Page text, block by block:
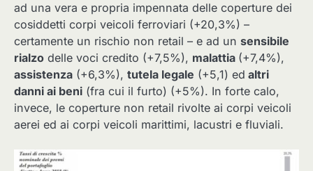
ad una vera e propria impennata delle coperture dei
cosiddetti corpi veicoli ferroviari (+20,3%) –
certamente un rischio non retail – e ad un sensibile
rialzo delle voci credito (+7,5%), malattia (+7,4%),
assistenza (+6,3%), tutela legale (+5,1) ed altri
danni ai beni (fra cui il furto) (+5%). In forte calo,
invece, le coperture non retail rivolte ai corpi veicoli
aerei ed ai corpi veicoli marittimi, lacustri e fluviali.